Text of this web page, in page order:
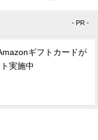
- PR -
ギフトカードが
実施中